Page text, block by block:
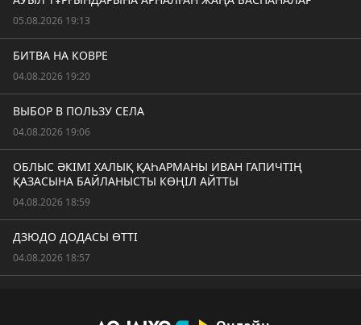
05.08.2026 19:13
БИТВА НА КОВРЕ
04.08.2026 19:20
ВЫБОР В ПОЛЬЗУ СЕЛА
04.08.2026 19:06
ОБЛЫС ӘКІМІ ХАЛЫҚ ҚАҺАРМАНЫ ИВАН ГАПИЧТІҢ
ҚАЗАСЫНА БАЙЛАНЫСТЫ КӨҢІЛ АЙТТЫ
04.08.2026 18:59
ДЗЮДО ДОДАСЫ ӨТТІ
04.08.2026 18:57